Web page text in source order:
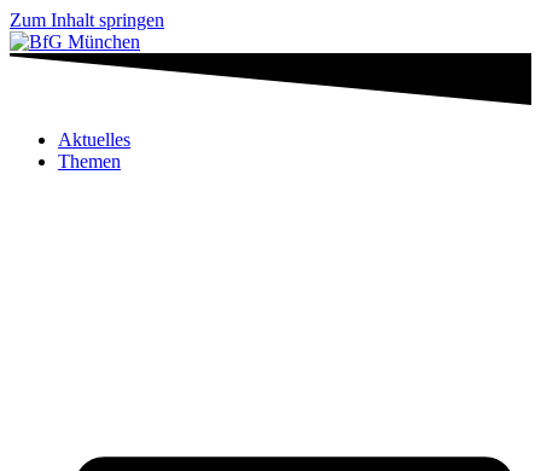
Zum Inhalt springen
Aktuelles
Themen